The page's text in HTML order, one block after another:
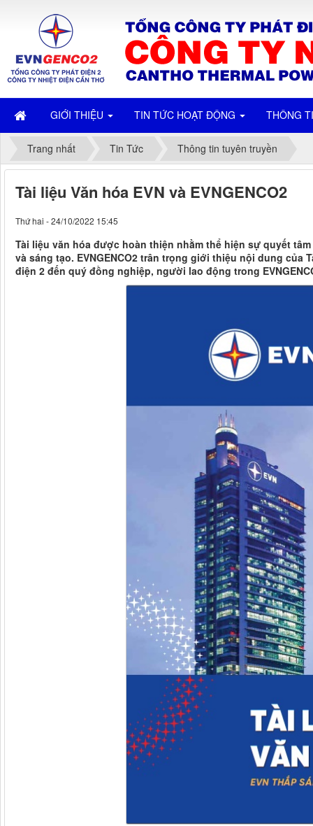
GIỚI THIỆU TIN TỨC HOẠT ĐỘNG THÔNG
Trang nhất Tin Tức Thông tin tuyên truyền
Tài liệu Văn hóa EVN và EVNGENCO2
Thứ hai - 24/10/2022 15:45
Tài liệu văn hóa được hoàn thiện nhằm thể hiện sự quyết
và sáng tạo. EVNGENCO2 trân trọng giới thiệu nội dung của
điện 2 đến quý đồng nghiệp, người lao động trong